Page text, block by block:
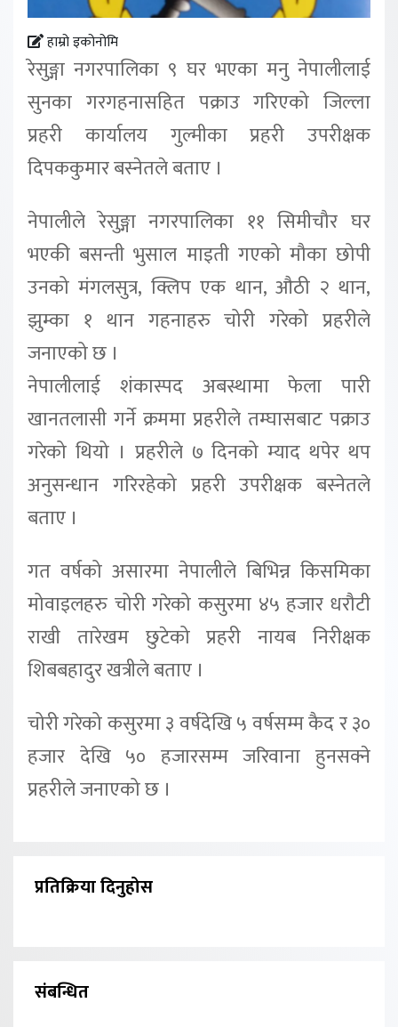
हाम्रो इकोनोमि
रेसुङ्गा नगरपालिका ९ घर भएका मनु नेपालीलाई
सुनका गरगहनासहित पक्राउ गरिएको जिल्ला
प्रहरी कार्यालय गुल्मीका प्रहरी उपरीक्षक
दिपककुमार बस्नेतले बताए ।
नेपालीले रेसुङ्गा नगरपालिका ११ सिमीचौर घर
भएकी बसन्ती भुसाल माइती गएको मौका छोपी
उनको मंगलसुत्र, क्लिप एक थान, औठी २ थान,
झुम्का १ थान गहनाहरु चोरी गरेको प्रहरीले
जनाएको छ ।
नेपालीलाई शंकास्पद अबस्थामा फेला पारी
खानतलासी गर्ने क्रममा प्रहरीले तम्घासबाट पक्राउ
गरेको थियो । प्रहरीले ७ दिनको म्याद थपेर थप
अनुसन्धान गरिरहेको प्रहरी उपरीक्षक बस्नेतले
बताए ।
गत वर्षको असारमा नेपालीले बिभिन्न किसमिका
मोवाइलहरु चोरी गरेको कसुरमा ४५ हजार धरौटी
राखी तारेखम छुटेको प्रहरी नायब निरीक्षक
शिबबहादुर खत्रीले बताए ।
चोरी गरेको कसुरमा ३ वर्षदेखि ५ वर्षसम्म कैद र ३०
हजार देखि ५० हजारसम्म जरिवाना हुनसक्ने
प्रहरीले जनाएको छ ।
प्रतिक्रिया दिनुहोस
संबन्धित